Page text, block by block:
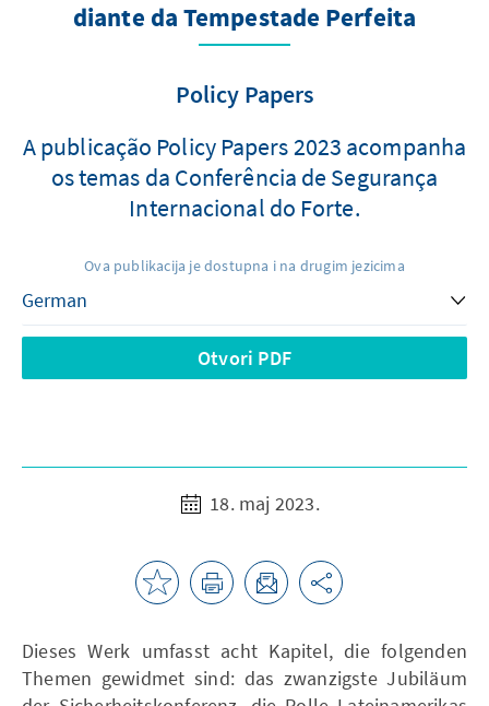
diante da Tempestade Perfeita
Policy Papers
A publicação Policy Papers 2023 acompanha
os temas da Conferência de Segurança
Internacional do Forte.
Ova publikacija je dostupna i na drugim jezicima
Otvori PDF
18. maj 2023.
Dieses Werk umfasst acht Kapitel, die folgenden
Themen gewidmet sind: das zwanzigste Jubiläum